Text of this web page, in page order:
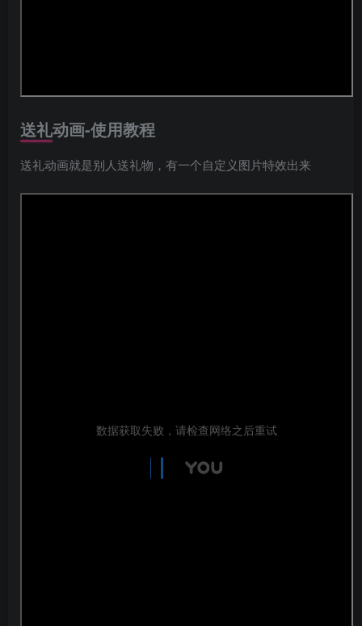
送礼动画-使用教程
送礼动画就是别人送礼物，有一个自定义图片特效出来